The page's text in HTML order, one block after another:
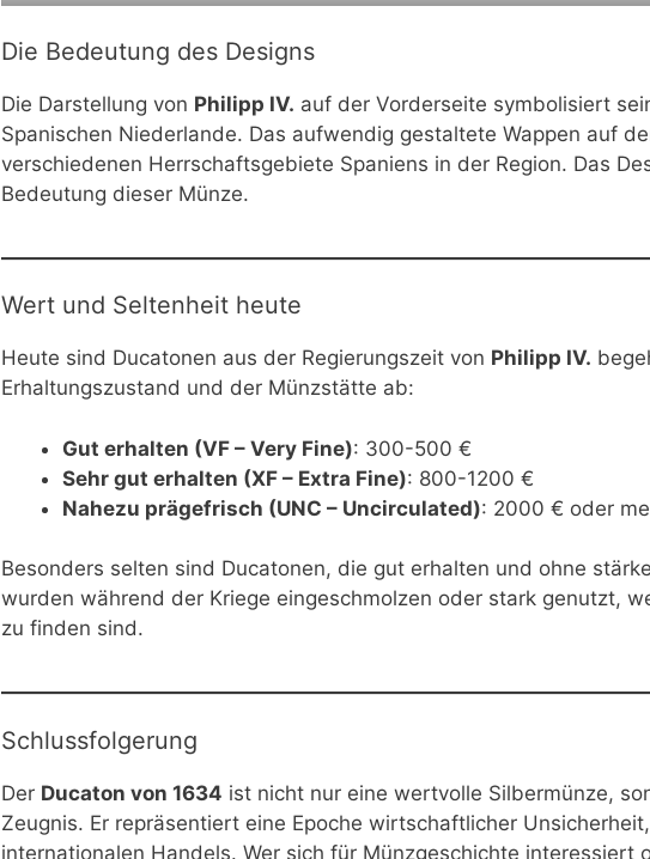
Die Bedeutung des Designs
Die Darstellung von Philipp IV. auf der Vorderseite symbolisiert
Spanischen Niederlande. Das aufwendig gestaltete Wappen auf
verschiedenen Herrschaftsgebiete Spaniens in der Region. Das
Bedeutung dieser Münze.
Wert und Seltenheit heute
Heute sind Ducatonen aus der Regierungszeit von Philipp IV.
Erhaltungszustand und der Münzstätte ab:
Gut erhalten (VF – Very Fine): 300-500 €
Sehr gut erhalten (XF – Extra Fine): 800-1200 €
Nahezu prägefrisch (UNC – Uncirculated): 2000 € oder
Besonders selten sind Ducatonen, die gut erhalten und ohne
wurden während der Kriege eingeschmolzen oder stark genutzt,
zu finden sind.
Schlussfolgerung
Der Ducaton von 1634 ist nicht nur eine wertvolle Silbermünze,
Zeugnis. Er repräsentiert eine Epoche wirtschaftlicher
internationalen Handels. Wer sich für Münzgeschichte interessiert